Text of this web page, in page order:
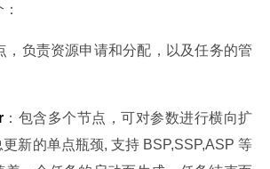
，负责资源申请和分配，以及任务的管
：包含多个节点，可对参数进行横向扩
新的单点瓶颈, 支持 BSP,SSP,ASP 等